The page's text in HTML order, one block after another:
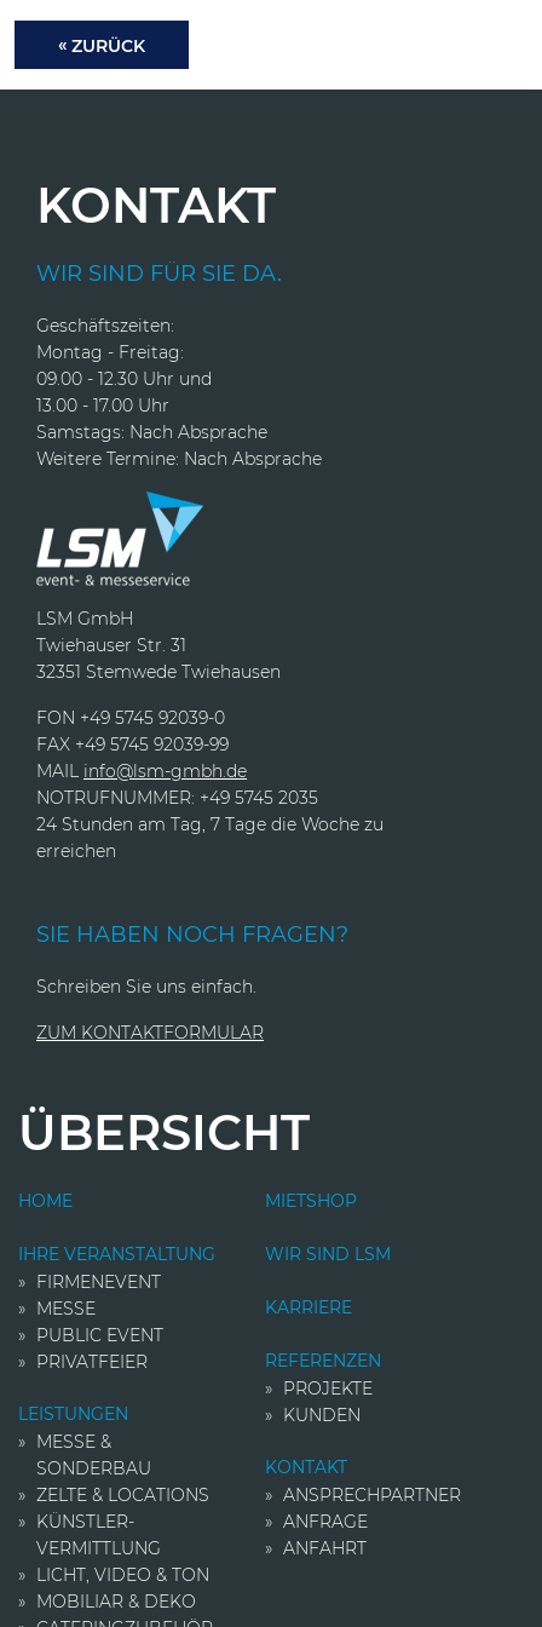
ZURÜCK
KONTAKT
WIR SIND FÜR SIE DA.
Geschäftszeiten:
Montag - Freitag:
09.00 - 12.30 Uhr und
13.00 - 17.00 Uhr
Samstags: Nach Absprache
Weitere Termine: Nach Absprache
LSM GmbH
Twiehauser Str. 31
32351 Stemwede Twiehausen
FON +49 5745 92039-0
FAX +49 5745 92039-99
MAIL info@lsm-gmbh.de
NOTRUFNUMMER: +49 5745 2035
24 Stunden am Tag, 7 Tage die Woche zu
erreichen
SIE HABEN NOCH FRAGEN?
Schreiben Sie uns einfach.
ZUM KONTAKTFORMULAR
ÜBERSICHT
HOME
IHRE VERANSTALTUNG
FIRMENEVENT
MESSE
PUBLIC EVENT
PRIVATFEIER
LEISTUNGEN
MESSE &
SONDERBAU
ZELTE & LOCATIONS
KÜNSTLER­
VERMITTLUNG
LICHT, VIDEO & TON
MOBILIAR & DEKO
MIETSHOP
WIR SIND LSM
KARRIERE
REFERENZEN
PROJEKTE
KUNDEN
KONTAKT
ANSPRECHPARTNER
ANFRAGE
ANFAHRT